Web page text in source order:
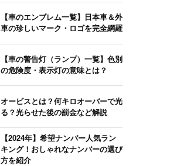
【車のエンブレム一覧】日本車＆外
車の珍しいマーク・ロゴを完全網羅
【車の警告灯（ランプ）一覧】色別
の危険度・表示灯の意味とは？
オービスとは？何キロオーバーで光
る？光らせた後の罰金など解説
【2024年】希望ナンバー人気ラン
キング！おしゃれなナンバーの選び
方を紹介